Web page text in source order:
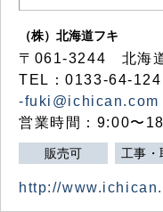
（株）北海道フキ
〒061-3244 北海
TEL：0133-64-
-fuki@ichican.com
営業時間：9:00〜
販売可 工事・
http://